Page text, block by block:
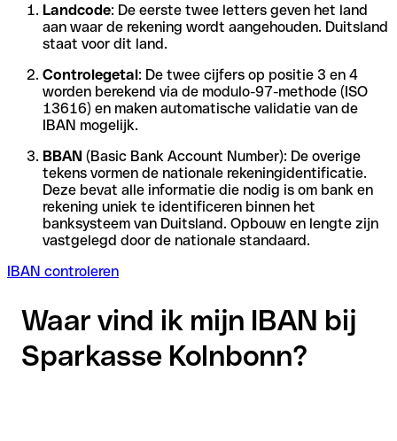
Landcode: De eerste twee letters geven het land
aan waar de rekening wordt aangehouden. Duitsland
staat voor dit land.
Controlegetal: De twee cijfers op positie 3 en 4
worden berekend via de modulo-97-methode (ISO
13616) en maken automatische validatie van de
IBAN mogelijk.
BBAN (Basic Bank Account Number): De overige
tekens vormen de nationale rekeningidentificatie.
Deze bevat alle informatie die nodig is om bank en
rekening uniek te identificeren binnen het
banksysteem van Duitsland. Opbouw en lengte zijn
vastgelegd door de nationale standaard.
IBAN controleren
Waar vind ik mijn IBAN bij
Sparkasse Kolnbonn?